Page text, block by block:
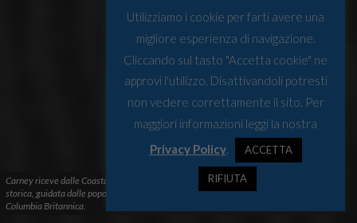
Carney riceve dalle Coastal First Nations la "Great Bear Sea Declaration", un'iniziativa
storica, guidata dalle popolazioni indigene, per proteggere la costa pacifica della
Columbia Britannica.
Utilizziamo i cookie per farti avere una
migliore esperienza di navigazione.
Cliccando sul tasto "Accetta cookie" ne
approvi l'utilizzo. Disattivandoli potresti
non vedere correttamente il sito. Per
maggiori informazioni leggi la nostra
Privacy Policy. ACCETTA
RIFIUTA